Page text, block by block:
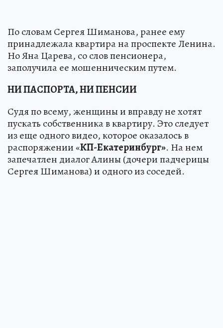
По словам Сергея Шиманова, ранее ему
принадлежала квартира на проспекте Ленина.
Но Яна Царева, со слов пенсионера,
заполучила ее мошенническим путем.
НИ ПАСПОРТА, НИ ПЕНСИИ
Судя по всему, женщины и вправду не хотят
пускать собственника в квартиру. Это следует
из еще одного видео, которое оказалось в
распоряжении «КП-Екатеринбург». На нем
запечатлен диалог Алины (дочери падчерицы
Сергея Шиманова) и одного из соседей.